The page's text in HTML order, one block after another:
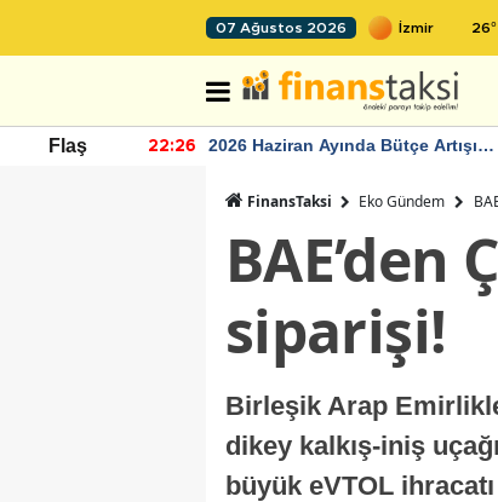
07 Ağustos 2026 26°
Flaş 22:26
2026 Haziran Ayında Bütçe Artışı
FinansTaksi Eko Gündem
siparişi!
Birleşik Arap
dikey kalkış-iniş
büyük eVTOL